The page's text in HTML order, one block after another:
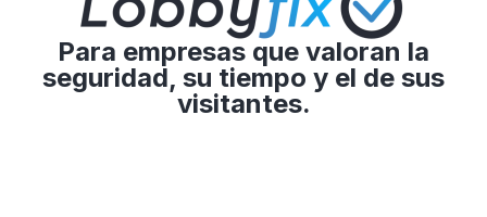
Para empresas que valoran la
seguridad, su tiempo y el de sus
visitantes.